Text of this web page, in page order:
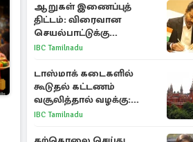
ஆறுகள் இணைப்புத்
திட்டம்: விரைவான
செயல்பாட்டுக்கு
பிரதமருக்கு முதலமைச்சர்
IBC Tamilnadu
டாஸ்மாக் கடைகளில்
கூடுதல் கட்டணம்
வசூலித்தால் வழக்கு:
சென்னை உயர்நீதிமன்றம்
IBC Tamilnadu